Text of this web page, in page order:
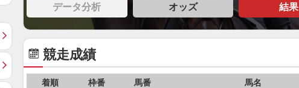
データ分析 オッズ 結果
競走成績
着順 枠番 馬番 馬名